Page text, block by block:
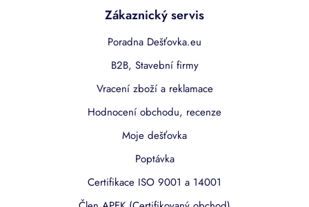
Zákaznický servis
Poradna Dešťovka.eu
B2B, Stavební firmy
Vracení zboží a reklamace
Hodnocení obchodu, recenze
Moje dešťovka
Poptávka
Certifikace ISO 9001 a 14001